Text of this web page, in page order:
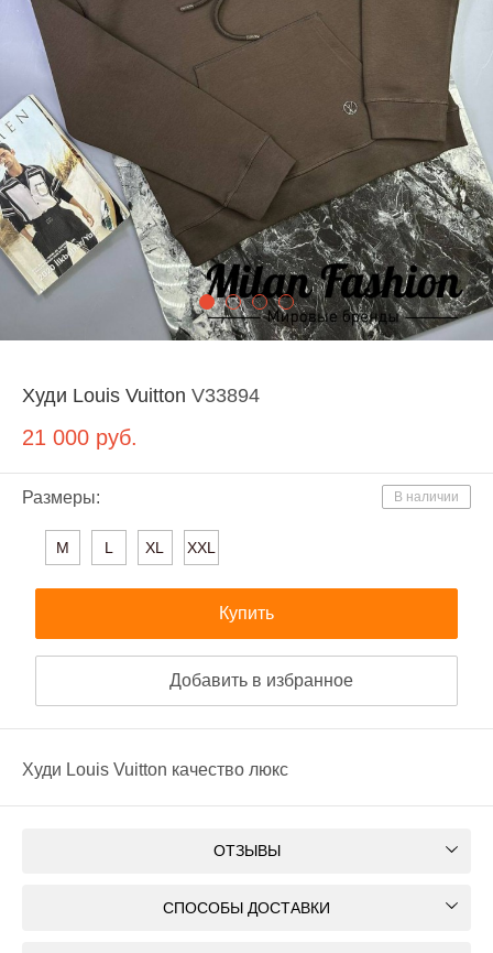
Худи Louis Vuitton V33894
21 000 руб.
В наличии
Размеры:
M L XL XXL
Купить
Добавить в избранное
Худи Louis Vuitton качество люкс
ОТЗЫВЫ
СПОСОБЫ ДОСТАВКИ